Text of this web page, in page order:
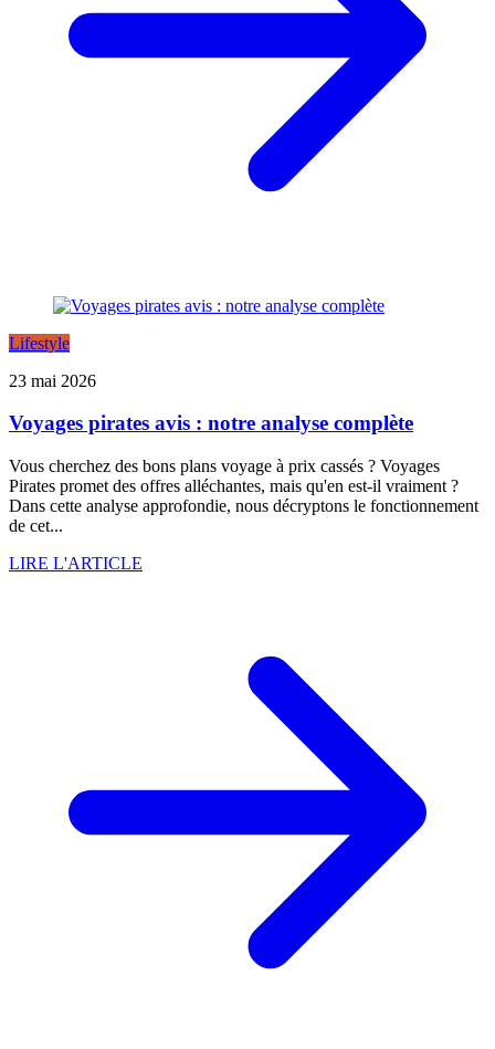
Lifestyle
23 mai 2026
Voyages pirates avis : notre analyse complète
Vous cherchez des bons plans voyage à prix cassés ? Voyages
Pirates promet des offres alléchantes, mais qu'en est-il vraiment ?
Dans cette analyse approfondie, nous décryptons le fonctionnement
de cet...
LIRE L'ARTICLE